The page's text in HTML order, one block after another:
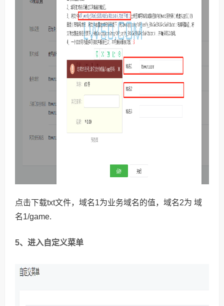
点击下载txt文件，域名1为业务域名的值，域名2为 域
名1/game.
5、进入自定义菜单